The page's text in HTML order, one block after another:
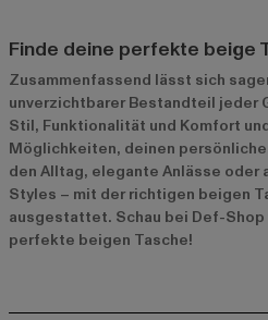
Finde deine perfekte beige
Zusammenfassend lässt sich
unverzichtbarer Bestandteil jeder
Stil, Funktionalität und Komfort
Möglichkeiten, deinen
den Alltag, elegante Anlässe oder
Styles – mit der richtigen beigen
ausgestattet. Schau bei Def-
perfekte beigen Tasche!